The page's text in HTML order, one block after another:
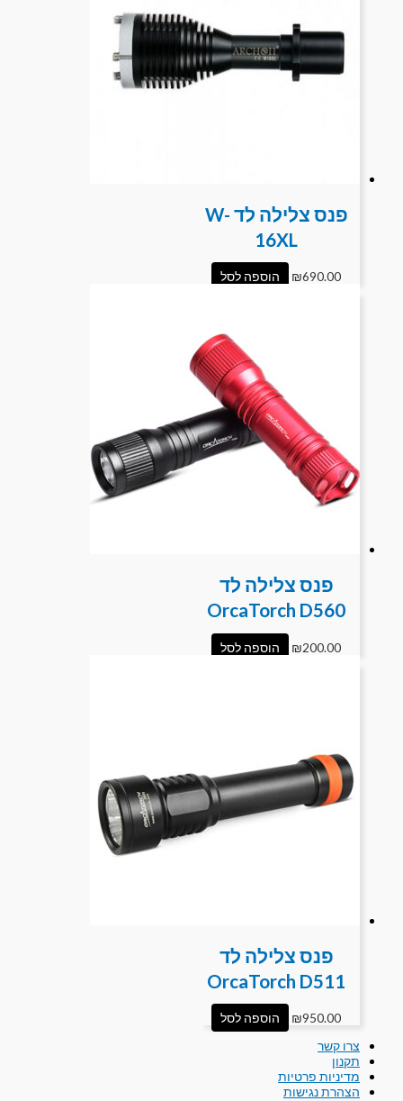
פנס צלילה לד W-
16XL
₪690.00 הוספה לסל
פנס צלילה לד
OrcaTorch D560
₪200.00 הוספה לסל
פנס צלילה לד
OrcaTorch D511
₪950.00
הוספה לסל
צרו קשר
תקנון
מדיניות פרטיות
הצהרת נגישות